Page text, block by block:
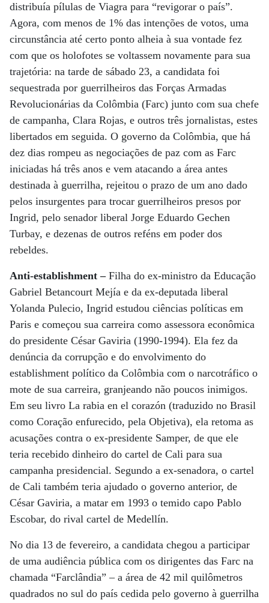
distribuía pílulas de Viagra para “revigorar o país”.
Agora, com menos de 1% das intenções de votos, uma
circunstância até certo ponto alheia à sua vontade fez
com que os holofotes se voltassem novamente para sua
trajetória: na tarde de sábado 23, a candidata foi
sequestrada por guerrilheiros das Forças Armadas
Revolucionárias da Colômbia (Farc) junto com sua chefe
de campanha, Clara Rojas, e outros três jornalistas, estes
libertados em seguida. O governo da Colômbia, que há
dez dias rompeu as negociações de paz com as Farc
iniciadas há três anos e vem atacando a área antes
destinada à guerrilha, rejeitou o prazo de um ano dado
pelos insurgentes para trocar guerrilheiros presos por
Ingrid, pelo senador liberal Jorge Eduardo Gechen
Turbay, e dezenas de outros reféns em poder dos
rebeldes.
Anti-establishment –Filha do ex-ministro da Educação
Gabriel Betancourt Mejía e da ex-deputada liberal
Yolanda Pulecio, Ingrid estudou ciências políticas em
Paris e começou sua carreira como assessora econômica
do presidente César Gaviria (1990-1994). Ela fez da
denúncia da corrupção e do envolvimento do
establishment político da Colômbia com o narcotráfico o
mote de sua carreira, granjeando não poucos inimigos.
Em seu livro La rabia en el corazón (traduzido no Brasil
como Coração enfurecido, pela Objetiva), ela retoma as
acusações contra o ex-presidente Samper, de que ele
teria recebido dinheiro do cartel de Cali para sua
campanha presidencial. Segundo a ex-senadora, o cartel
de Cali também teria ajudado o governo anterior, de
César Gaviria, a matar em 1993 o temido capo Pablo
Escobar, do rival cartel de Medellín.
No dia 13 de fevereiro, a candidata chegou a participar
de uma audiência pública com os dirigentes das Farc na
chamada “Farclândia” – a área de 42 mil quilômetros
quadrados no sul do país cedida pelo governo à guerrilha